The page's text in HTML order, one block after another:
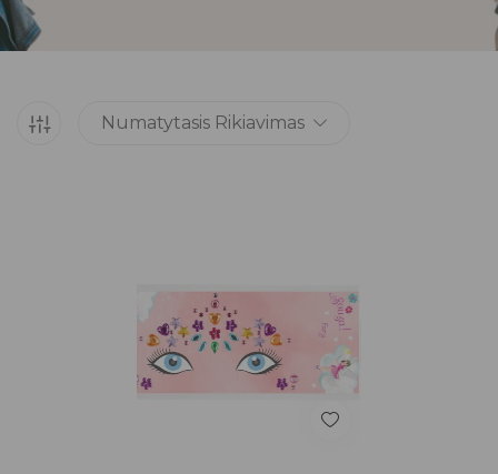
Numatytasis Rikiavimas